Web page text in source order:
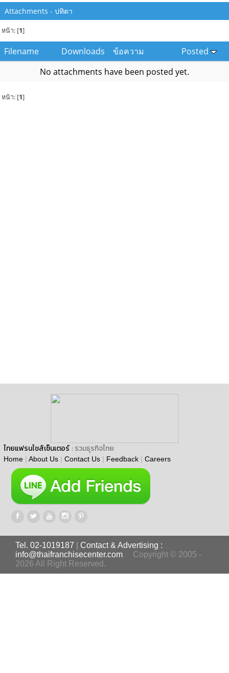
Attachments - ปทิตา
หน้า: [1]
Filename Downloads ข้อความ
Posted
No attachments have been posted yet.
หน้า: [1]
ไทยแฟรนไชส์เซ็นเตอร์ : รวมธุรกิจไทย
Home | About Us | Contact Us | Feedback | Careers
Tel. 02-1019187
Contact & Advertising :
info@thaifranchisecenter.com
Copyright © 2005 -
2026 All Right Reserved.